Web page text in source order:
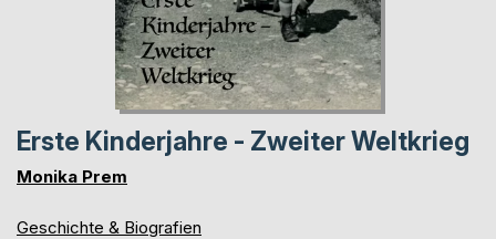
Erste Kinderjahre - Zweiter Weltkrieg
Monika Prem
Geschichte & Biografien